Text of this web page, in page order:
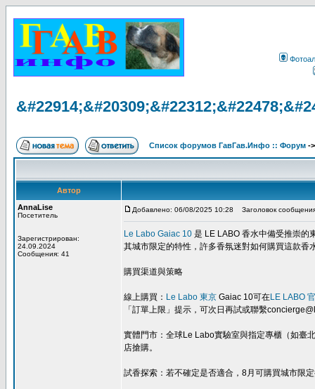
Список форумов ГавГав.Инфо :: Форум -
Автор
AnnaLise
Посетитель
Зарегистрирован:
24.09.2024
Сообщения: 41
Добавлено: 06/08/2025 10:28 Заголовок
Le Labo Gaiac 10 是 LE LABO 香水中備受推崇的
其城市限定的特性，許多香氛迷對如何購買這款
購買渠道與策略
線上購買： Le Labo 東京 Gaiac 10可在LE LABO
「訂單上限」提示，可次日再試或聯繫
實體門市：全球Le Labo實驗室與指定專櫃（如臺
店搶購。
試香探索：若不確定是否適合，8月可購買城市限